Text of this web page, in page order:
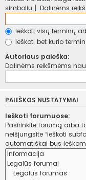
simboliu . Dalinėms
Ieškoti visų terminų
Ieškoti bet kurio
Autoriaus paieška:
Dalinėms reikšmėms
PAIEŠKOS NUSTATYMAI
Ieškoti forumuose:
Pasirinkite forumą arba
neišjungsite “ieškoti subforumuose“ parametro apačioje,
automatiškai bus